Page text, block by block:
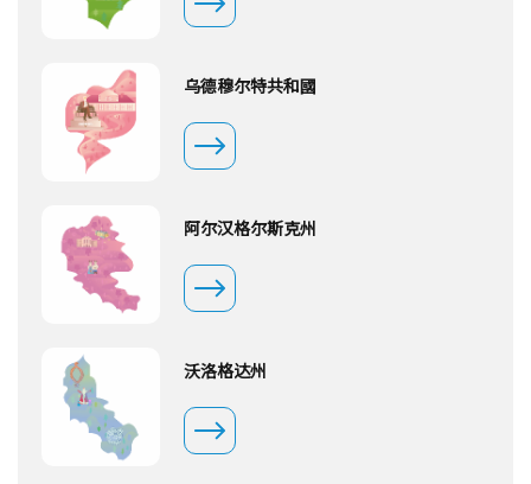
乌德穆尔特共和國
阿尔汉格尔斯克州
沃洛格达州